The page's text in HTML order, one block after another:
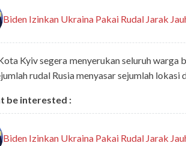
Biden Izinkan Ukraina Pakai Rudal Jarak
Kyiv segera menyerukan seluruh warga
rudal Rusia menyasar sejumlah lokasi
be interested :
Biden Izinkan Ukraina Pakai Rudal Jarak